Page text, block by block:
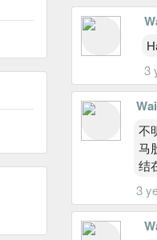
3
不
马
结
3